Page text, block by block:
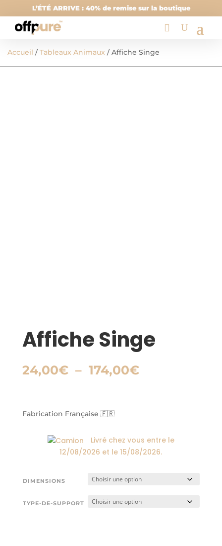
L’ÉTÉ ARRIVE : 40% de remise sur la boutique
Accueil /Tableaux Animaux / Affiche Singe
Affiche Singe
24,00€ – 174,00€Plage
Fabrication Française 🇫🇷
Livré chez vous entre le
12/08/2026 et le15/08/2026.
DIMENSIONS
TYPE-DE-SUPPORT